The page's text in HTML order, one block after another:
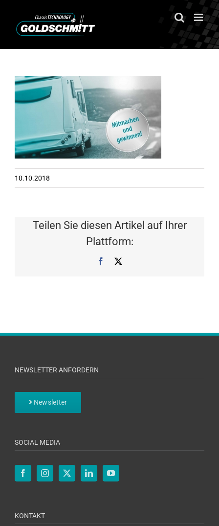
Inhalt
10.10.2018
Teilen Sie diesen Artikel auf Ihrer
Plattform:
Facebook
NEWSLETTER ANFORDERN
Newsletter
SOCIAL MEDIA
KONTAKT